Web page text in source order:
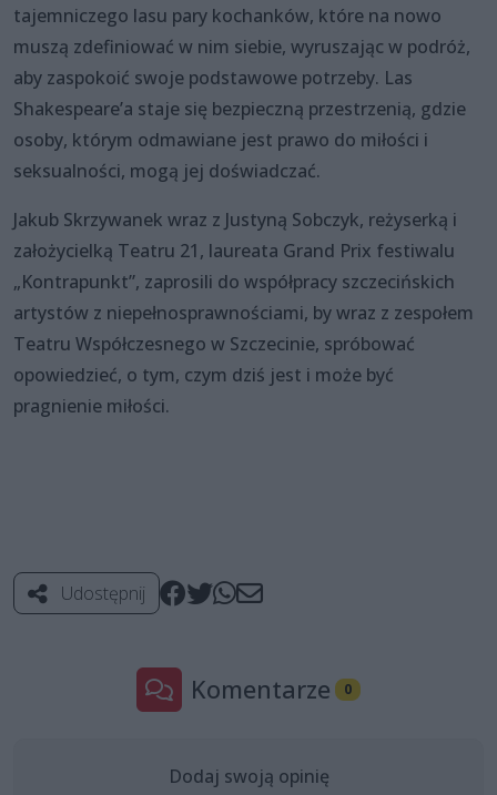
tajemniczego lasu pary kochanków, które na nowo
muszą zdefiniować w nim siebie, wyruszając w podróż,
aby zaspokoić swoje podstawowe potrzeby. Las
Shakespeare’a staje się bezpieczną przestrzenią, gdzie
osoby, którym odmawiane jest prawo do miłości i
seksualności, mogą jej doświadczać.
Jakub Skrzywanek wraz z Justyną Sobczyk, reżyserką i
założycielką Teatru 21, laureata Grand Prix festiwalu
„Kontrapunkt”, zaprosili do współpracy szczecińskich
artystów z niepełnosprawnościami, by wraz z zespołem
Teatru Współczesnego w Szczecinie, spróbować
opowiedzieć, o tym, czym dziś jest i może być
pragnienie miłości.
Udostępnij
Komentarze 0
Dodaj swoją opinię